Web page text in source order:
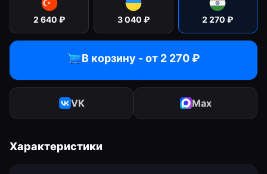
2 640 ₽ 3 040 ₽ 2 270 ₽
В корзину - от 2 270₽
VK Max
Характеристики